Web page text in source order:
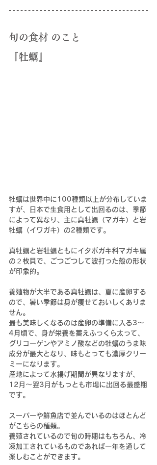
旬の食材 のこと
『牡蠣』
牡蠣は世界中に100種類以上が分布していま
すが、日本で生食用として出回るのは、季節
によって異なり、主に真牡蠣（マガキ）と岩
牡蠣（イワガキ）の2種類です。
真牡蠣と岩牡蠣ともにイタボガキ科マガキ属
の２枚貝で、ごつごつして波打った殻の形状
が印象的。
養殖物が大半である真牡蠣は、夏に産卵する
ので、暑い季節は身が痩せておいしくありま
せん。
最も美味しくなるのは産卵の準備に入る3～
4月頃で、身が栄養を蓄えふっくら太って、
グリコーゲンやアミノ酸などの牡蠣のうま味
成分が最大となり、味もとっても濃厚クリー
ミーになります。
産地によって水揚げ期間が異なりますが、
12月～翌3月がもっとも市場に出回る最盛期
です。
スーパーや鮮魚店で並んでいるのはほとんど
がこちらの種類。
養殖されているので旬の時期はもちろん、冷
凍加工されているものであれば一年を通して
楽しむことができます。